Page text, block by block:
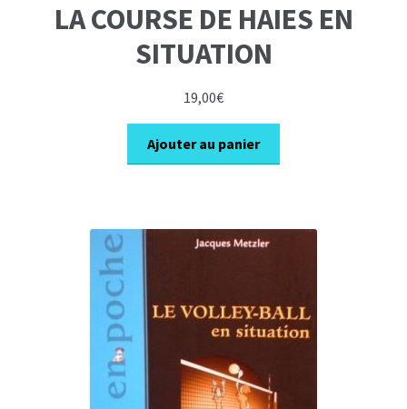
LA COURSE DE HAIES EN
SITUATION
19,00€
Ajouter au panier